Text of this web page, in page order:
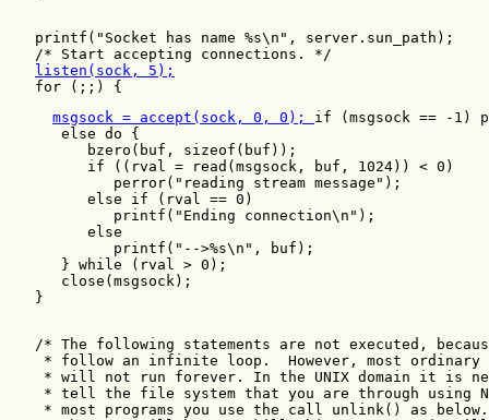
   printf("Socket has name %s\n", server.sun_path);
/* Start accepting connections. */
listen(sock, 5);
for (;;) {
msgsock = accept(sock, 0, 0); if (msgsock == -1)
else do {
bzero(buf, sizeof(buf));
if ((rval = read(msgsock, buf, 1024)) < 0)
perror("reading stream message");
else if (rval == 0)
printf("Ending connection\n");
else
printf("-->%s\n", buf);
} while (rval > 0);
close(msgsock);
}
/* The following statements are not executed,
* follow an infinite loop.  However, most ordinary
* will not run forever. In the UNIX domain it is
* tell the file system that you are through using
* most programs you use the call unlink() as below.